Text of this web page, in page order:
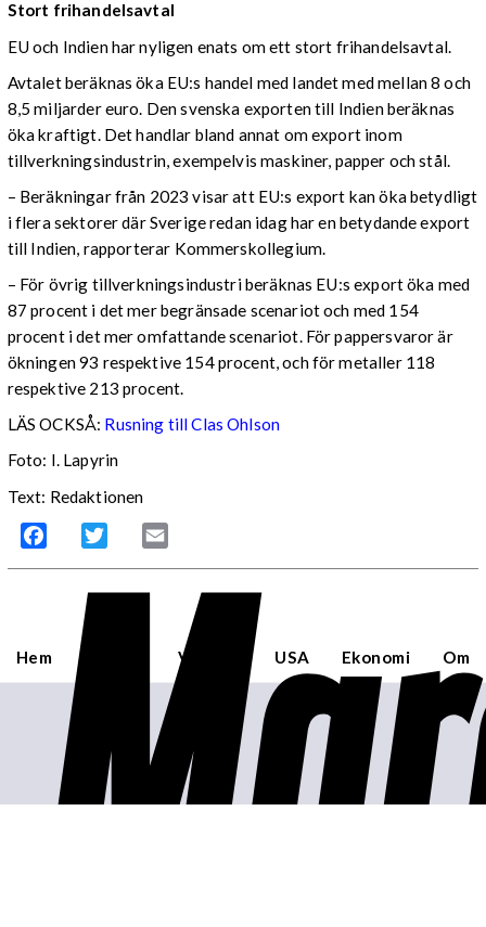
Stort frihandelsavtal
EU och Indien har nyligen enats om ett stort frihandelsavtal.
Avtalet beräknas öka EU:s handel med landet med mellan 8 och
8,5 miljarder euro. Den svenska exporten till Indien beräknas
öka kraftigt. Det handlar bland annat om export inom
tillverkningsindustrin, exempelvis maskiner, papper och stål.
– Beräkningar från 2023 visar att EU:s export kan öka betydligt
i flera sektorer där Sverige redan idag har en betydande export
till Indien, rapporterar Kommerskollegium.
– För övrig tillverkningsindustri beräknas EU:s export öka med
87 procent i det mer begränsade scenariot och med 154
procent i det mer omfattande scenariot. För pappersvaror är
ökningen 93 respektive 154 procent, och för metaller 118
respektive 213 procent.
LÄS OCKSÅ: Rusning till Clas Ohlson
Foto: I. Lapyrin
Text: Redaktionen
Facebook Twitter
Hem Världen USA Ekonomi Om